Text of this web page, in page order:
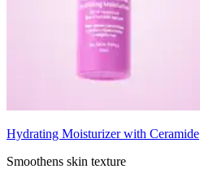
Hydrating Moisturizer with Ceramide
Smoothens skin texture